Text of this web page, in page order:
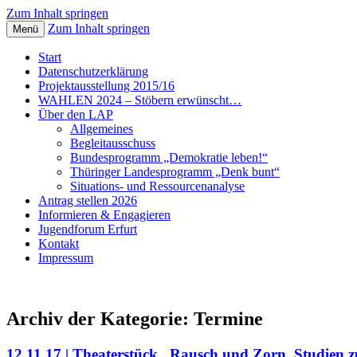
Zum Inhalt springen
LAP Erfurt
Menü Zum Inhalt springen
Start
Datenschutzerklärung
Projektausstellung 2015/16
WAHLEN 2024 – Stöbern erwünscht…
Über den LAP
Allgemeines
Begleitausschuss
Bundesprogramm „Demokratie leben!“
Thüringer Landesprogramm „Denk bunt“
Situations- und Ressourcenanalyse
Antrag stellen 2026
Informieren & Engagieren
Jugendforum Erfurt
Kontakt
Impressum
Archiv der Kategorie: Termine